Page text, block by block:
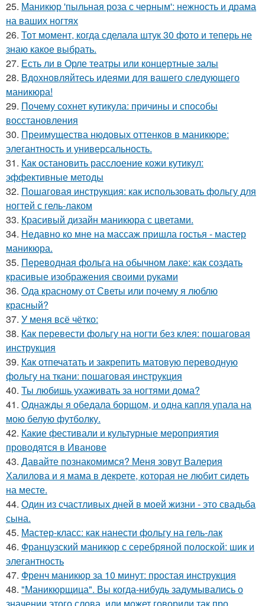
25. Маникюр 'пыльная роза с черным': нежность и драма
на ваших ногтях
26. Тот момент, когда сделала штук 30 фото и теперь не
знаю какое выбрать.
27. Есть ли в Орле театры или концертные залы
28. Вдохновляйтесь идеями для вашего следующего
маникюра!
29. Почему сохнет кутикула: причины и способы
восстановления
30. Преимущества нюдовых оттенков в маникюре:
элегантность и универсальность.
31. Как остановить расслоение кожи кутикул:
эффективные методы
32. Пошаговая инструкция: как использовать фольгу для
ногтей с гель-лаком
33. Красивый дизайн маникюра с цветами.
34. Недавно ко мне на массаж пришла гостья - мастер
маникюра.
35. Переводная фольга на обычном лаке: как создать
красивые изображения своими руками
36. Ода красному от Светы или почему я люблю
красный?
37. У меня всё чётко:
38. Как перевести фольгу на ногти без клея: пошаговая
инструкция
39. Как отпечатать и закрепить матовую переводную
фольгу на ткани: пошаговая инструкция
40. Ты любишь ухаживать за ногтями дома?
41. Однажды я обедала борщом, и одна капля упала на
мою белую футболку.
42. Какие фестивали и культурные мероприятия
проводятся в Иванове
43. Давайте познакомимся? Меня зовут Валерия
Халилова и я мама в декрете, которая не любит сидеть
на месте.
44. Один из счастливых дней в моей жизни - это свадьба
сына.
45. Мастер-класс: как нанести фольгу на гель-лак
46. Французский маникюр с серебряной полоской: шик и
элегантность
47. Френч маникюр за 10 минут: простая инструкция
48. "Маникюрщица". Вы когда-нибудь задумывались о
значении этого слова, или может говорили так про